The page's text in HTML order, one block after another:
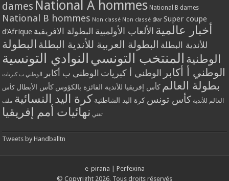
dames National A hommes National B dames
National B hommes Non classé Non classé @ar Super coupe
d'Afrique
أخبار عالمية الألعاب الأولمبية البطولة الافريقية
للأندية البطلة البطولة العربية للأندية البطلة البطولة
الوطنية المنتخب التونسي النوادي التونسية
الوطني أ أكابر الوطني أ كبريات الوطني ب أكابر الوطني ب كبريات
بطولة العالم كأس إفريقيا للأندية الفائزة بالكؤوس كأس الأبطال كأس
العالم للأندية كأس تونس كرة اليد الشاطئية كرة اليد النسائية ملف
تقني نهائيات أمم إفريقيا
Tweets by Handballtn
e-pirana
Perfexina
© Copyright 2026, Tous droits réservés